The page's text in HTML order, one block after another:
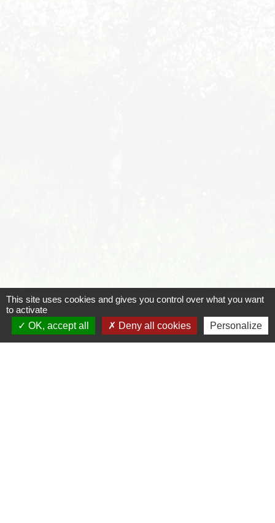
Pour en savoir plus
This site uses cookies and gives you control over what you want
to activate
OK, accept all
Deny all cookies Personalize